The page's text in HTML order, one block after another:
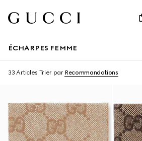
ÉCHARPES FEMME
33 Articles Trier par Recommandations